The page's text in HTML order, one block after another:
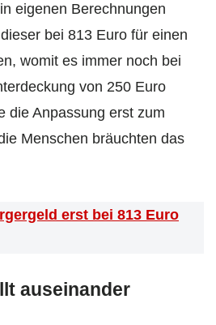
eigenen Berechnungen
bei 813 Euro für einen
womit es immer noch bei
von 250 Euro
die Anpassung erst zum
Menschen bräuchten das
erst bei 813 Euro
auseinander